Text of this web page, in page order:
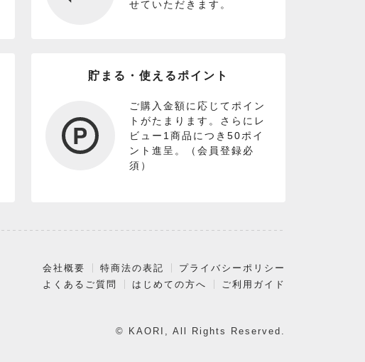
せていただきます。
貯まる・使えるポイント
ご購入金額に応じてポイン
トがたまります。さらにレ
ビュー1商品につき50ポイ
ント進呈。（会員登録必
須）
会社概要 特商法の表記
プライバシーポリシー
よくあるご質問
はじめての方へ ご利用ガイド
© KAORI, All Rights Reserved.